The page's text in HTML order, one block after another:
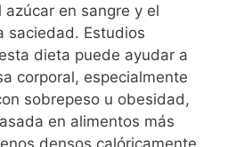
azúcar en sangre y el
saciedad. Estudios
dieta puede ayudar a
corporal, especialmente
sobrepeso u obesidad,
en alimentos más
densos calóricamente